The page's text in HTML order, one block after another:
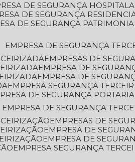
DE SEGURANÇA
DE SEGURANÇA
DE SEGURANÇA
EMPRESA DE SEGURANÇA
EMPRESAS DE
EMPRESA DE
EMPRESA DE
EMPRESA SEGURANÇA
DE SEGURANÇA
EMPRESA DE SEGURANÇA
EMPRESAS DE
EMPRESA DE
EMPRESA DE
EMPRESA SEGURANÇA